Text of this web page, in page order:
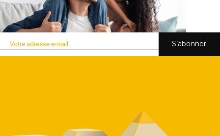
S’abonner